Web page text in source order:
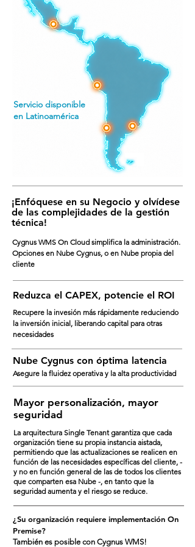
- Facilidad para la integración con
distintos tipos de Automatismos y
tecnologías avanzadas
Servicio disponible
en Latinoamérica
¡Enfóquese en su Negocio y olvídese
de las complejidades de la gestión
técnica!
Cygnus WMS On Cloud simplifica la administración.
Opciones en Nube Cygnus, o en Nube propia del
cliente
Reduzca el CAPEX, potencie el ROI
Recupere la invesión más rápidamente reduciendo
la inversión inicial, liberando capital para otras
necesidades
Nube Cygnus con óptima latencia
Asegure la fluidez operativa y la alta productividad
Mayor personalización, mayor
seguridad
La arquitectura Single Tenant garantiza que cada
organización tiene su propia instancia aistada,
permitiendo que las actualizaciones se realicen en
función de las necesidades específicas del cliente, -
y no en función general de las de todos los clientes
que comparten esa Nube -, en tanto que la
seguridad aumenta y el riesgo se reduce.
¿Su organización requiere implementación On
Premise?
También es posible con Cygnus WMS!